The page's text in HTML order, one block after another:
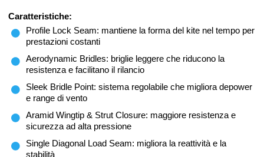
Caratteristiche:
Profile Lock Seam: mantiene la forma del kite nel tempo per
prestazioni costanti
Aerodynamic Bridles: briglie leggere che riducono la
resistenza e facilitano il rilancio
Sleek Bridle Point: sistema regolabile che migliora depower
e range di vento
Aramid Wingtip & Strut Closure: maggiore resistenza e
sicurezza ad alta pressione
Single Diagonal Load Seam: migliora la reattività e la
stabilità